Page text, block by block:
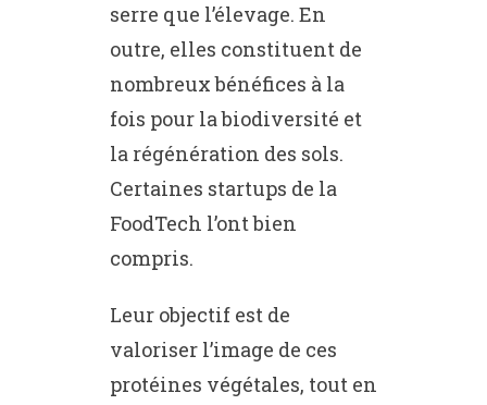
serre que l’élevage. En
outre, elles constituent de
nombreux bénéfices à la
fois pour la biodiversité et
la régénération des sols.
Certaines startups de la
FoodTech l’ont bien
compris.
Leur objectif est de
valoriser l’image de ces
protéines végétales, tout en